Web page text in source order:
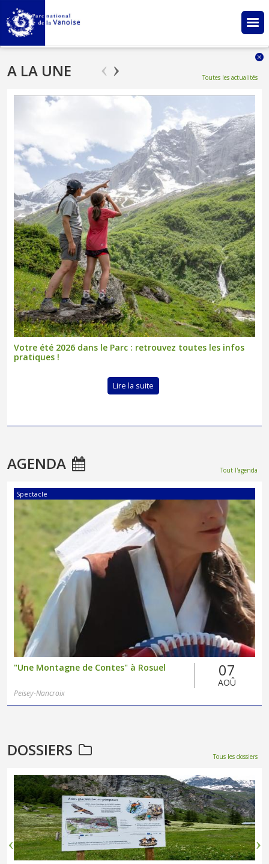
Aller au contenu principal
A LA UNE Toutes les actualités
Votre été 2026 dans le Parc : retrouvez toutes les infos
pratiques !
Lire la suite
AGENDA Tout l'agenda
Spectacle
"Une Montagne de Contes" à Rosuel 07
AOÛ
Peisey-Nancroix
DOSSIERS Tous les dossiers